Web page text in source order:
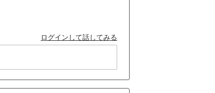
ログインして話してみる